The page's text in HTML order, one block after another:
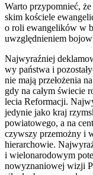
War­to przy­po­mnieć,
skim koście­le
o roli ewan­ge­li­ków w
uwzględ­nie­niem
Naj­wy­raź­niej
wy pań­stwa i
nie mają prze­ło­że­nia
gdy na całym świe­cie
lecia Refor­ma­cji.
jedy­nie jako kraj
powia­to­we­go, a na
czyw­szy prze­moż­ny i
hie­rar­cho­wie.
i wie­lo­na­ro­do­wym
no­wy­zna­nio­wej wizji